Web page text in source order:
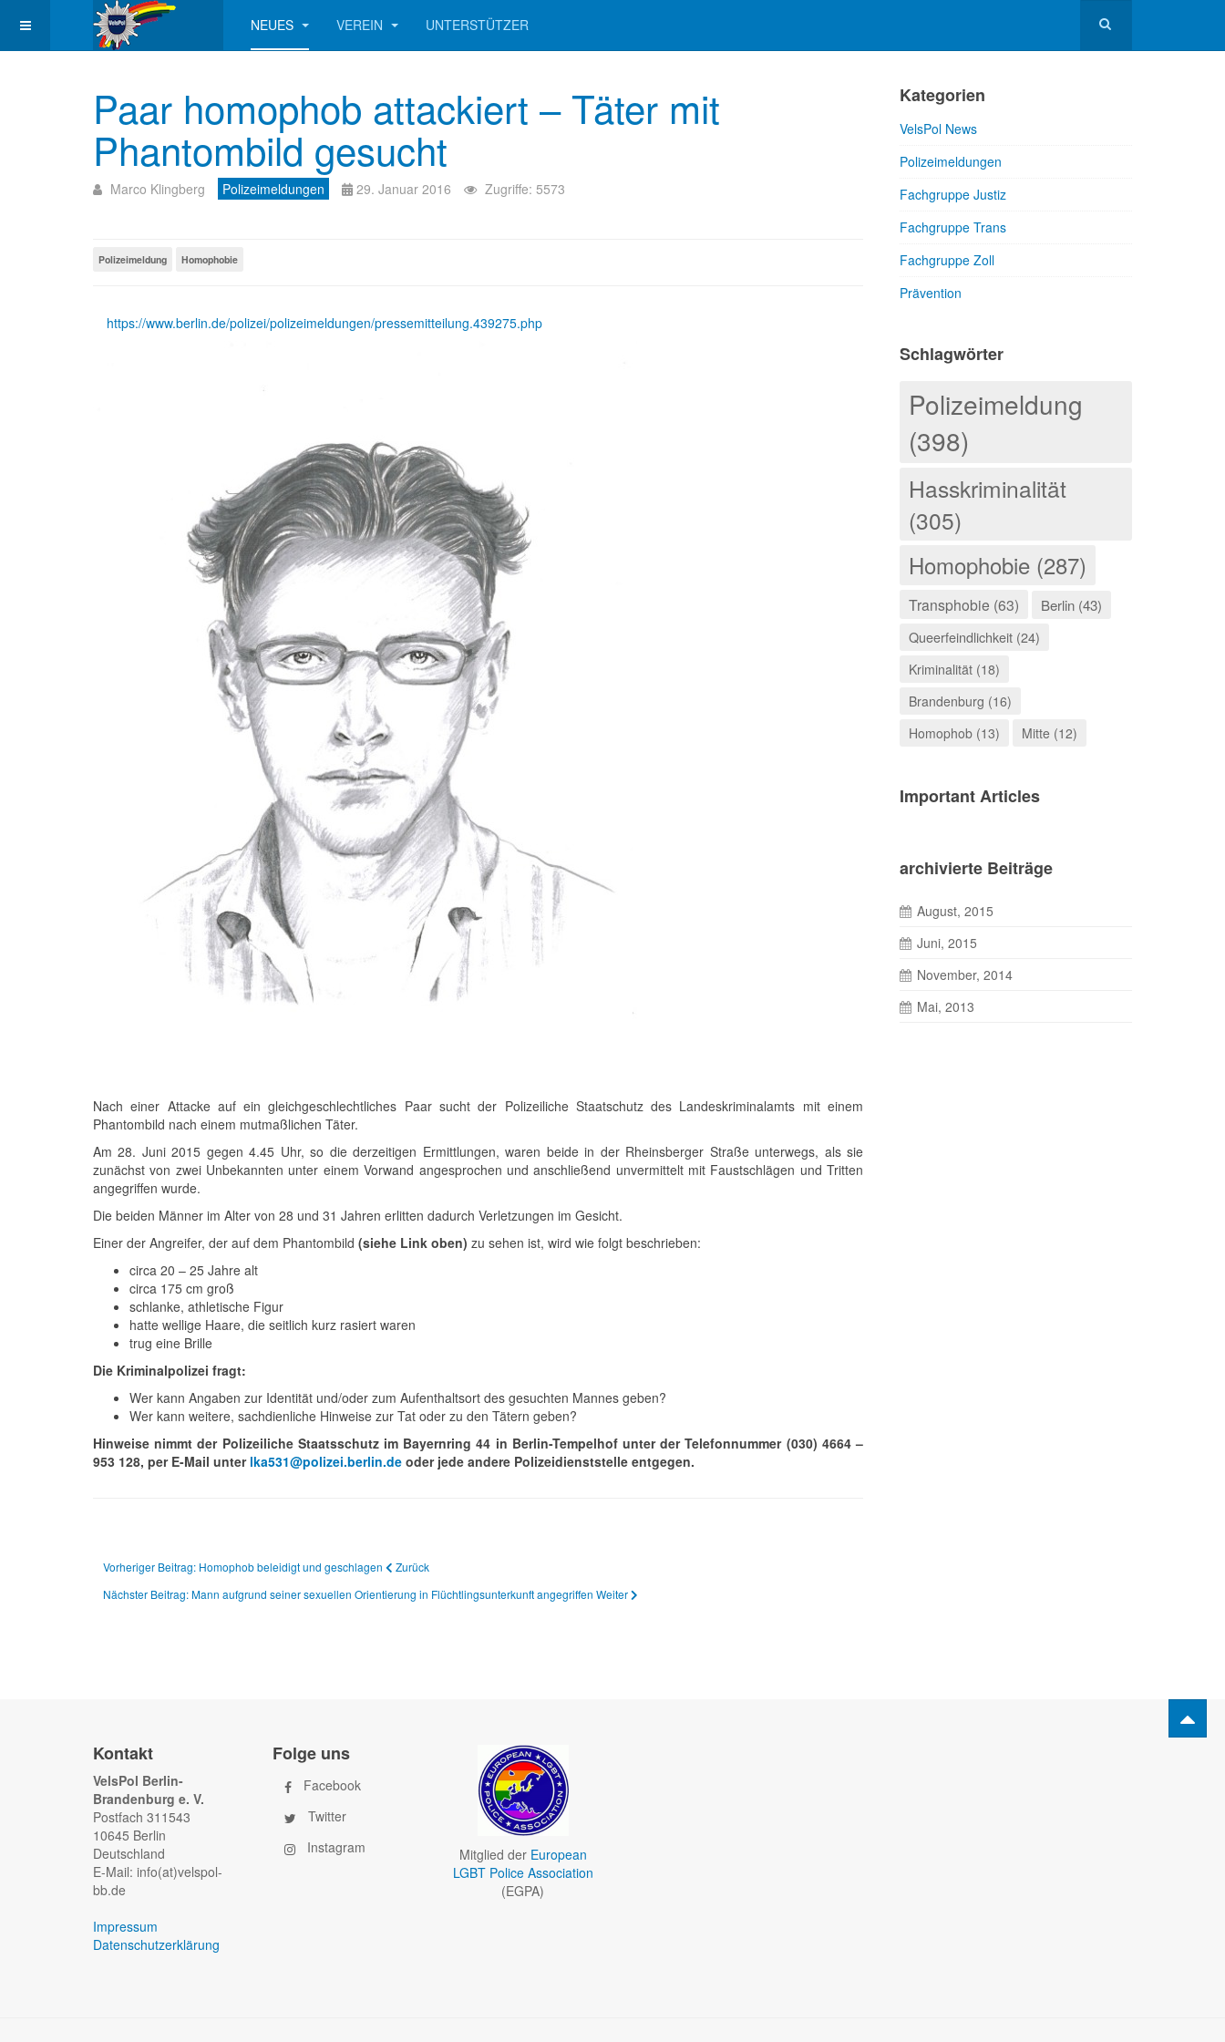
NEUES VEREIN UNTERSTÜTZER
Paar homophob attackiert – Täter mit
Phantombild gesucht
Marco Klingberg Polizeimeldungen 29. Januar 2016 Zugriffe: 5573
Polizeimeldung Homophobie
https://www.berlin.de/polizei/polizeimeldungen/pressemitteilung.439275.php
Nach einer Attacke auf ein gleichgeschlechtliches Paar sucht der Polizeiliche Staatschutz des Landeskriminalamts mit einem
Phantombild nach einem mutmaßlichen Täter.
Am 28. Juni 2015 gegen 4.45 Uhr, so die derzeitigen Ermittlungen, waren beide in der Rheinsberger Straße unterwegs, als sie
zunächst von zwei Unbekannten unter einem Vorwand angesprochen und anschließend unvermittelt mit Faustschlägen und Tritten
angegriffen wurde.
Die beiden Männer im Alter von 28 und 31 Jahren erlitten dadurch Verletzungen im Gesicht.
Einer der Angreifer, der auf dem Phantombild (siehe Link oben) zu sehen ist, wird wie folgt beschrieben:
circa 20 – 25 Jahre alt
circa 175 cm groß
schlanke, athletische Figur
hatte wellige Haare, die seitlich kurz rasiert waren
trug eine Brille
Die Kriminalpolizei fragt:
Wer kann Angaben zur Identität und/oder zum Aufenthaltsort des gesuchten Mannes geben?
Wer kann weitere, sachdienliche Hinweise zur Tat oder zu den Tätern geben?
Hinweise nimmt der Polizeiliche Staatsschutz im Bayernring 44 in Berlin-Tempelhof unter der Telefonnummer (030) 4664 –
953 128, per E-Mail unter lka531@polizei.berlin.de oder jede andere Polizeidienststelle entgegen.
Vorheriger Beitrag: Homophob beleidigt und geschlagen
Zurück
Nächster Beitrag: Mann aufgrund seiner sexuellen Orientierung in Flüchtlingsunterkunft angegriffen Weiter
Kategorien
VelsPol News
Polizeimeldungen
Fachgruppe Justiz
Fachgruppe Trans
Fachgruppe Zoll
Prävention
Schlagwörter
Polizeimeldung
(398)
Hasskriminalität
(305)
Homophobie (287)
Transphobie (63)
Berlin (43)
Queerfeindlichkeit (24)
Kriminalität (18)
Brandenburg (16)
Homophob (13)
Mitte (12)
Important Articles
archivierte Beiträge
August, 2015
Juni, 2015
November, 2014
Mai, 2013
Kontakt
VelsPol Berlin-
Brandenburg e. V.
Postfach 311543
10645 Berlin
Deutschland
E-Mail: info(at)velspol-
bb.de
Impressum
Datenschutzerklärung
Folge uns
Facebook
Twitter
Instagram
Mitglied der European
LGBT Police Association
(EGPA)